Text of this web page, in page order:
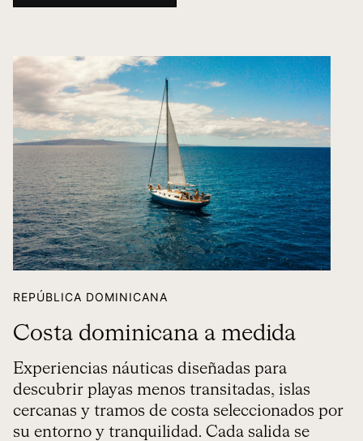
REPÚBLICA DOMINICANA
Costa dominicana a medida
Experiencias náuticas diseñadas para
descubrir playas menos transitadas, islas
cercanas y tramos de costa seleccionados por
su entorno y tranquilidad. Cada salida se